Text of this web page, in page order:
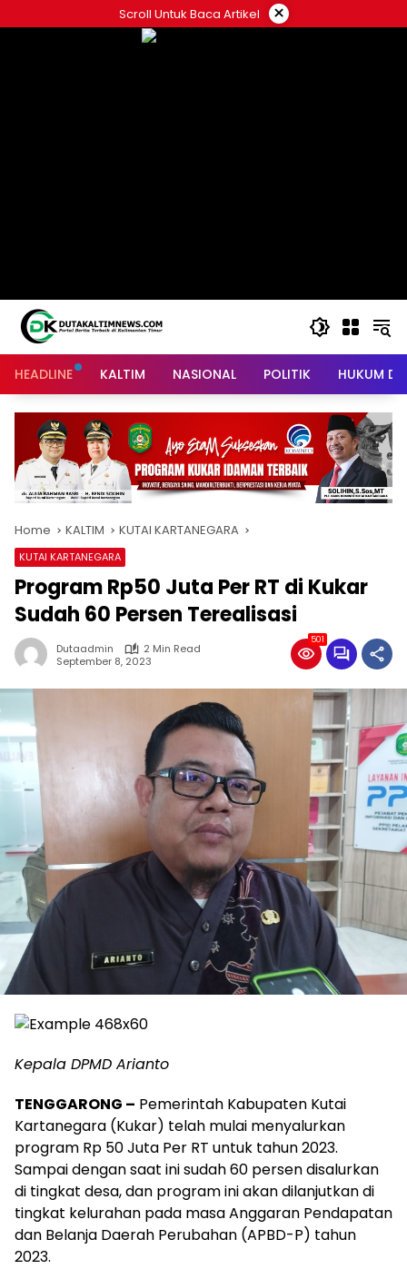
to
Scroll Untuk Baca Artikel ×
HEADLINE KALTIM NASIONAL POLITIK HUKUM
Home KALTIM KUTAI KARTANEGARA
KUTAI KARTANEGARA
Program Rp50 Juta Per RT di Kukar
Sudah 60 Persen Terealisasi
Dutaadmin
2 Min Read
September 8, 2023
501
Kepala DPMD Arianto
TENGGARONG – Pemerintah Kabupaten Kutai
Kartanegara (Kukar) telah mulai menyalurkan
program Rp 50 Juta Per RT untuk tahun 2023.
Sampai dengan saat ini sudah 60 persen disalurkan
di tingkat desa, dan program ini akan dilanjutkan di
tingkat kelurahan pada masa Anggaran Pendapatan
dan Belanja Daerah Perubahan (APBD-P) tahun
2023.